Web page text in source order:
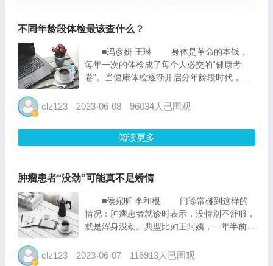
不同年龄段体检最该查什么？
■冯彦妍 王琳 身体是革命的本钱，
每年一次的体检成了每个人必交的“健康考
卷”。当健康体检逐渐开启分年龄段时代，各
项目，不仅多花冤枉钱，还可能遗漏本该筛查
检攻略”供读者收藏...
clz123 2023-06-08 96034人已围观
阅读更多
肿瘤患者“没劲”可能真不是矫情
■侯宛昕 李和根 门诊常碰到这样的
情况：肿瘤患者就诊时表示，没特别不舒服，
就是浑身没劲。典型比如王阿姨，一年半前体
属于早中期，做了4次术后辅助化疗，之后定
clz123 2023-06-07 116913人已围观